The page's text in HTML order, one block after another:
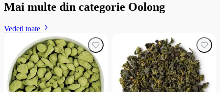
Mai multe din categorie Oolong
Vedeți toate